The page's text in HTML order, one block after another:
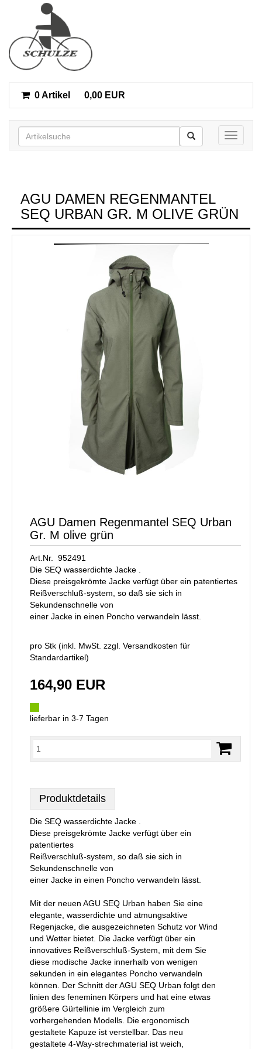
0 Artikel 0,00 EUR
Toggle
AGU DAMEN REGENMANTEL
SEQ URBAN GR. M OLIVE GRÜN
AGU Damen Regenmantel SEQ Urban
Gr. M olive grün
Art.Nr. 952491
Die SEQ wasserdichte Jacke .
Diese preisgekrömte Jacke verfügt über ein patentiertes
Reißverschluß-system, so daß sie sich in
Sekundenschnelle von
einer Jacke in einen Poncho verwandeln lässt.
pro Stk (inkl. MwSt. zzgl. Versandkosten für
Standardartikel)
164,90 EUR
lieferbar in 3-7 Tagen
Produktdetails
Die SEQ wasserdichte Jacke .
Diese preisgekrömte Jacke verfügt über ein
patentiertes
Reißverschluß-system, so daß sie sich in
Sekundenschnelle von
einer Jacke in einen Poncho verwandeln lässt.
Mit der neuen AGU SEQ Urban haben Sie eine
elegante, wasserdichte und atmungsaktive
Regenjacke, die ausgezeichneten Schutz vor Wind
und Wetter bietet. Die Jacke verfügt über ein
innovatives Reißverschluß-System, mit dem Sie
diese modische Jacke innerhalb von wenigen
sekunden in ein elegantes Poncho verwandeln
können. Der Schnitt der AGU SEQ Urban folgt den
linien des feneminen Körpers und hat eine etwas
größere Gürtellinie im Vergleich zum
vorhergehenden Modells. Die ergonomisch
gestaltete Kapuze ist verstellbar. Das neu
gestaltete 4-Way-strechmaterial ist weich,